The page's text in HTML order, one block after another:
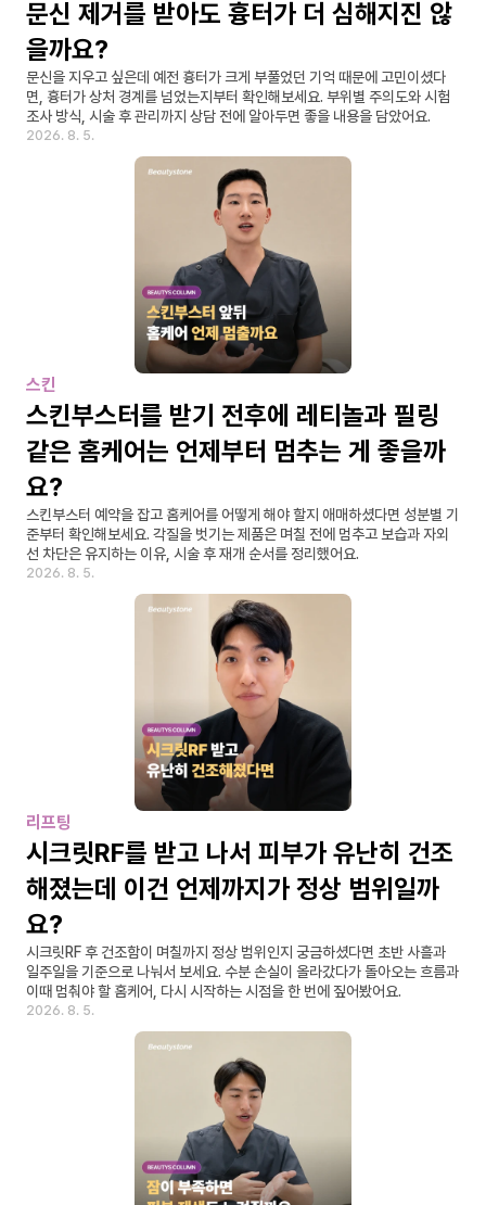
문신 제거를 받아도 흉터가 더 심해지진 않
을까요?
문신을 지우고 싶은데 예전 흉터가 크게 부풀었던 기억 때문에 고민이셨다
면, 흉터가 상처 경계를 넘었는지부터 확인해보세요. 부위별 주의도와 시험
조사 방식, 시술 후 관리까지 상담 전에 알아두면 좋을 내용을 담았어요.
2026. 8. 5.
스킨
스킨부스터를 받기 전후에 레티놀과 필링
같은 홈케어는 언제부터 멈추는 게 좋을까
요?
스킨부스터 예약을 잡고 홈케어를 어떻게 해야 할지 애매하셨다면 성분별 기
준부터 확인해보세요. 각질을 벗기는 제품은 며칠 전에 멈추고 보습과 자외
선 차단은 유지하는 이유, 시술 후 재개 순서를 정리했어요.
2026. 8. 5.
리프팅
시크릿RF를 받고 나서 피부가 유난히 건조
해졌는데 이건 언제까지가 정상 범위일까
요?
시크릿RF 후 건조함이 며칠까지 정상 범위인지 궁금하셨다면 초반 사흘과
일주일을 기준으로 나눠서 보세요. 수분 손실이 올라갔다가 돌아오는 흐름과
이때 멈춰야 할 홈케어, 다시 시작하는 시점을 한 번에 짚어봤어요.
2026. 8. 5.